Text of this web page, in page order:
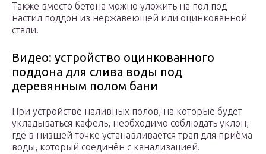
Также вместо бетона можно уложить на пол под
настил поддон из нержавеющей или оцинкованной
стали.
Видео: устройство оцинкованного
поддона для слива воды под
деревянным полом бани
При устройстве наливных полов, на которые будет
укладываться кафель, необходимо соблюдать уклон,
где в низшей точке устанавливается трап для приёма
воды, который соединён с канализацией.